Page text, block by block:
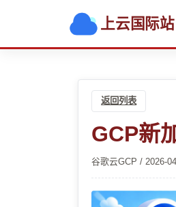
上云国际站
返回列表
GCP新
谷歌云GCP / 2026-